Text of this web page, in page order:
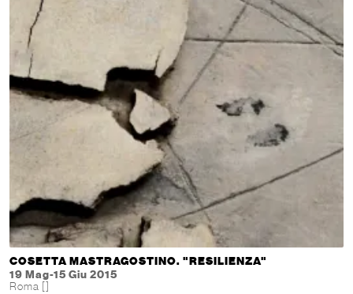
COSETTA MASTRAGOSTINO. "RESILIENZA"
19 Mag-15 Giu 2015
Roma []